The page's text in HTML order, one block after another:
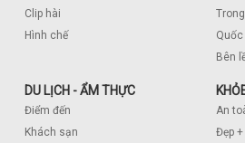
Clip hài
Hình chế
Quốc
Bên
DU LỊCH - ẨM THỰC
Điểm đến
Khách sạn
An
Đẹp +